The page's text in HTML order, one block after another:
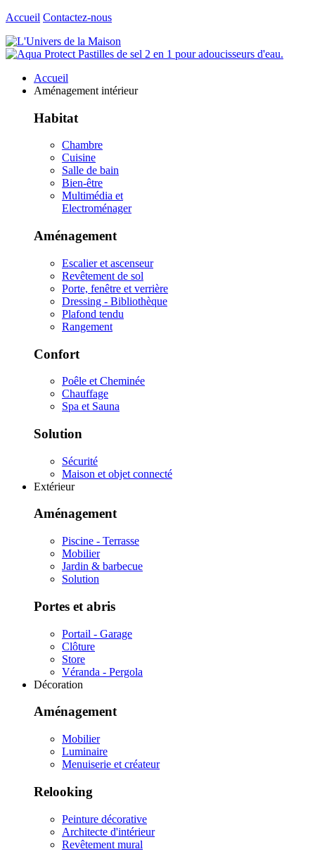
Accueil Contactez-nous
Accueil
Aménagement intérieur
Habitat
Chambre
Cuisine
Salle de bain
Bien-être
Multimédia et
Electroménager
Aménagement
Escalier et ascenseur
Revêtement de sol
Porte, fenêtre et verrière
Dressing - Bibliothèque
Plafond tendu
Rangement
Confort
Poêle et Cheminée
Chauffage
Spa et Sauna
Solution
Sécurité
Maison et objet connecté
Extérieur
Aménagement
Piscine - Terrasse
Mobilier
Jardin & barbecue
Solution
Portes et abris
Portail - Garage
Clôture
Store
Véranda - Pergola
Décoration
Aménagement
Mobilier
Luminaire
Menuiserie et créateur
Relooking
Peinture décorative
Architecte d'intérieur
Revêtement mural